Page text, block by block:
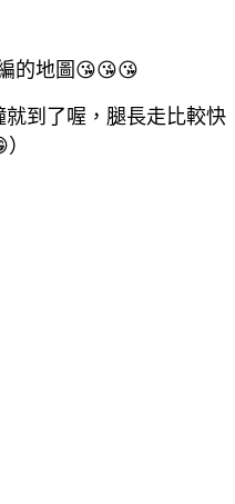
的地圖 😘😘😘
就到了喔，腿長走比較快
）